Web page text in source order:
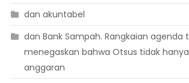
dan akuntabel
dan Bank Sampah. Rangkaian agenda
menegaskan bahwa Otsus tidak
anggaran